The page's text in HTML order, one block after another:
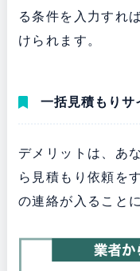
る条件を入力すれ
けられます。
一括見積もりサ
デメリットは、あ
ら見積もり依頼を
の連絡が入ること